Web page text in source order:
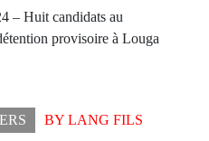
– Huit candidats au
provisoire à Louga
BY LANG FILS